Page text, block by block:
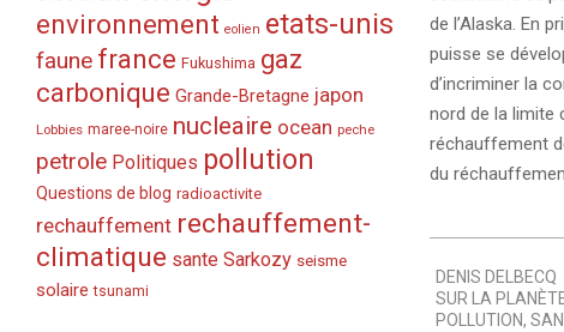
de l’Alaska. En
puisse se
d’incriminer la
nord de la limite
réchauffement
du
10-
06
DENIS DELBECQ
SUR LA
POLLUTION,
environnement eolien etats-unis
faune france Fukushima gaz
carbonique Grande-Bretagne japon
Lobbies maree-noire nucleaire ocean peche
petrole Politiques pollution
Questions de blog radioactivite
rechauffement rechauffement-
climatique sante Sarkozy seisme
solaire tsunami